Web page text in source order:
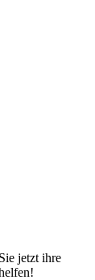
jetzt ihre